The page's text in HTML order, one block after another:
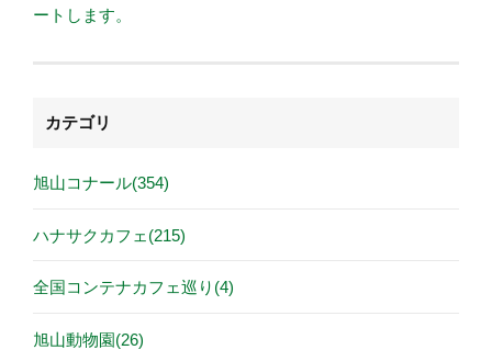
ートします。
カテゴリ
旭山コナール(354)
ハナサクカフェ(215)
全国コンテナカフェ巡り(4)
旭山動物園(26)